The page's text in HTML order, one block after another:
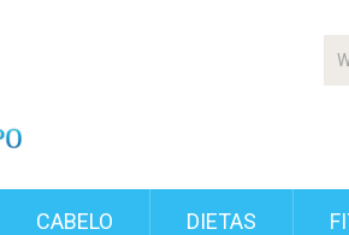
CABELO DIETAS